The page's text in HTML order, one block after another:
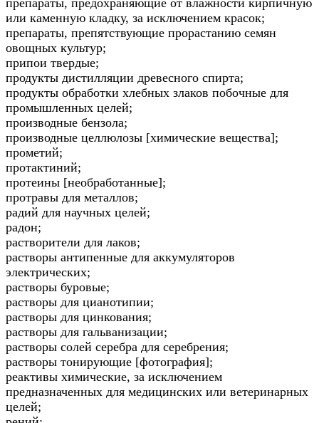
препараты, предохраняющие от влажности кирпичную
или каменную кладку, за исключением красок;
препараты, препятствующие прорастанию семян
овощных культур;
припои твердые;
продукты дистилляции древесного спирта;
продукты обработки хлебных злаков побочные для
промышленных целей;
производные бензола;
производные целлюлозы [химические вещества];
прометий;
протактиний;
протеины [необработанные];
протравы для металлов;
радий для научных целей;
радон;
растворители для лаков;
растворы антипенные для аккумуляторов
электрических;
растворы буровые;
растворы для цианотипии;
растворы для цинкования;
растворы для гальванизации;
растворы солей серебра для серебрения;
растворы тонирующие [фотография];
реактивы химические, за исключением
предназначенных для медицинских или ветеринарных
целей;